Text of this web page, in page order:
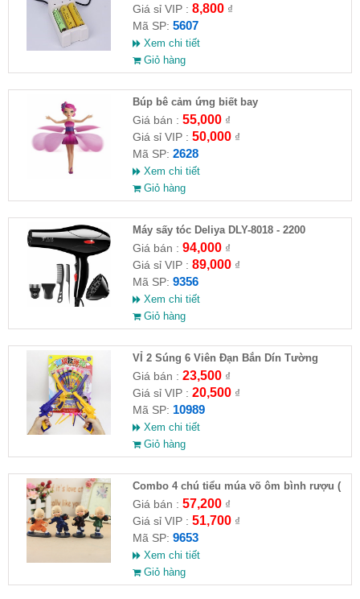
Giá sỉ VIP : 8,800₫
Mã SP: 5607
Xem chi tiết
Giỏ hàng
​Búp bê cảm ứng biết bay
Giá bán : 55,000₫
Giá sỉ VIP : 50,000₫
Mã SP: 2628
Xem chi tiết
Giỏ hàng
Máy sấy tóc Deliya DLY-8018 - 2200
Giá bán : 94,000₫
Giá sỉ VIP : 89,000₫
Mã SP: 9356
Xem chi tiết
Giỏ hàng
VỈ 2 Súng 6 Viên Đạn Bắn Dín Tường
Giá bán : 23,500₫
Giá sỉ VIP : 20,500₫
Mã SP: 10989
Xem chi tiết
Giỏ hàng
Combo 4 chú tiểu múa võ ôm bình rượu (
HĐ )
Giá bán : 57,200₫
Giá sỉ VIP : 51,700₫
Mã SP: 9653
Xem chi tiết
Giỏ hàng